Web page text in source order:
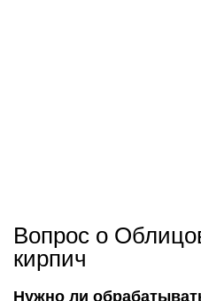
Вопрос о
кирпич
Нужно ли